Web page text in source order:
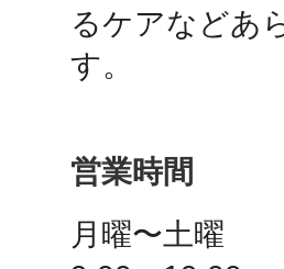
るケアなどあ
す。
営業時間
月曜〜土曜